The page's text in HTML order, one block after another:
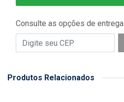
Consulte as opções de entrega
Produtos Relacionados